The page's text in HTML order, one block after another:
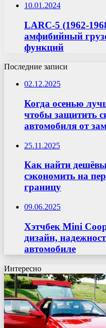
10.01.2024
LARC-5 (1962-
амфибийный
функций
Последние записи
02.12.2025
Когда осенью
чтобы защитить
автомобиля от
25.11.2025
Как найти
сэкономить на
границу
09.06.2025
Хэтчбек Mini
дизайн,
автомобиле
Интересно